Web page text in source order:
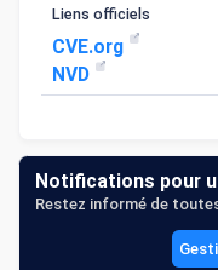
Liens officiels
CVE.org
NVD
Notifications pour
Restez informé de